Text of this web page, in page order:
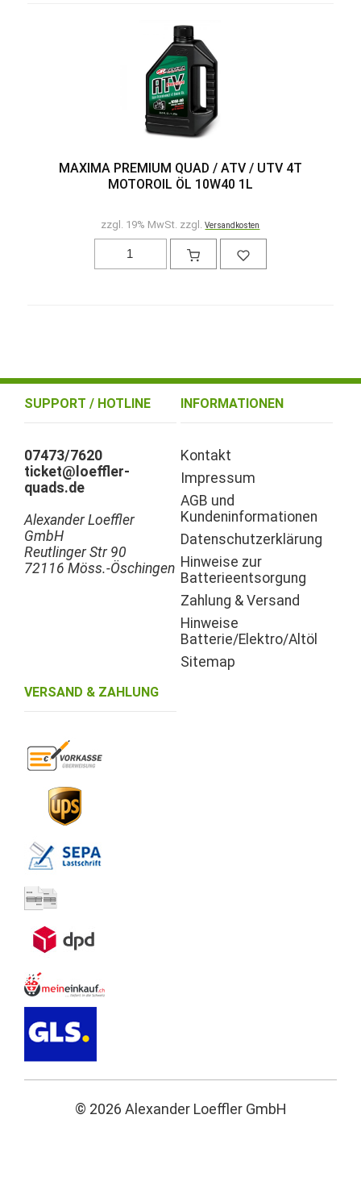
MAXIMA PREMIUM QUAD / ATV / UTV 4T
MOTOROIL ÖL 10W40 1L
zzgl. 19% MwSt. zzgl.Versandkosten
SUPPORT / HOTLINE
07473/7620
ticket@loeffler-
quads.de
Alexander Loeffler
GmbH
Reutlinger Str 90
72116 Möss.-Öschingen
INFORMATIONEN
Kontakt
Impressum
AGB und
Kundeninformationen
Datenschutzerklärung
Hinweise zur
Batterieentsorgung
Zahlung & Versand
Hinweise
Batterie/Elektro/Altöl
Sitemap
VERSAND & ZAHLUNG
© 2026 Alexander Loeffler GmbH